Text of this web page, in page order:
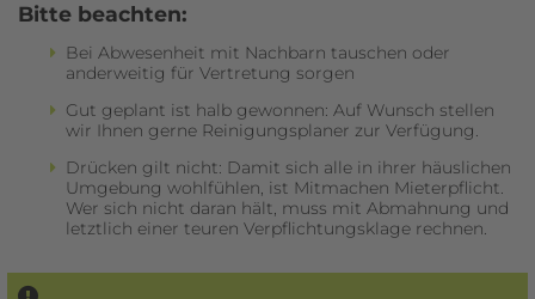
Bitte beachten:
Bei Abwesenheit mit Nachbarn tauschen oder
anderweitig für Vertretung sorgen
Gut geplant ist halb gewonnen: Auf Wunsch stellen
wir Ihnen gerne Reinigungsplaner zur Verfügung.
Drücken gilt nicht: Damit sich alle in ihrer häuslichen
Umgebung wohlfühlen, ist Mitmachen Mieterpflicht.
Wer sich nicht daran hält, muss mit Abmahnung und
letztlich einer teuren Verpflichtungsklage rechnen.